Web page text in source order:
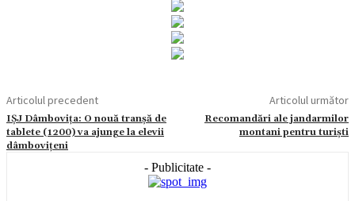
Articolul precedent
IȘJ Dâmbovița: O nouă tranșă de
tablete (1200) va ajunge la elevii
dâmbovițeni
Articolul următor
Recomandări ale jandarmilor
montani pentru turişti
- Publicitate -